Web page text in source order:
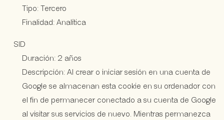
Tipo: Tercero
Finalidad: Analítica
SID
Duración: 2 años
Descripción: Al crear o iniciar sesión en una cuenta de
Google se almacenan esta cookie en su ordenador con
el fin de permanecer conectado a su cuenta de Google
al visitar sus servicios de nuevo. Mientras permanezca